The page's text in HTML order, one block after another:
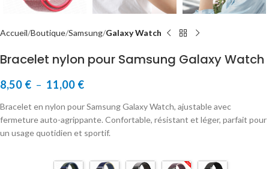
Accueil Boutique Samsung Galaxy Watch
Bracelet nylon pour Samsung Galaxy Watch
8,50 € – 11,00 €
Bracelet en nylon pour Samsung Galaxy Watch, ajustable avec
fermeture auto-agrippante. Confortable, résistant et léger, parfait pour
un usage quotidien et sportif.